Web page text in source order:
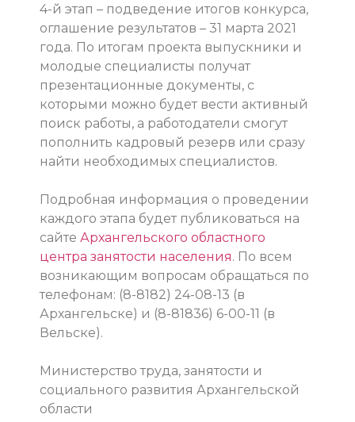
4-й этап – подведение итогов конкурса,
оглашение результатов – 31 марта 2021
года. По итогам проекта выпускники и
молодые специалисты получат
презентационные документы, с
которыми можно будет вести активный
поиск работы, а работодатели смогут
пополнить кадровый резерв или сразу
найти необходимых специалистов.
Подробная информация о проведении
каждого этапа будет публиковаться на
сайте Архангельского областного
центра занятости населения. По всем
возникающим вопросам обращаться по
телефонам: (8-8182) 24-08-13 (в
Архангельске) и (8-81836) 6-00-11 (в
Вельске).
Министерство труда, занятости и
социального развития Архангельской
области